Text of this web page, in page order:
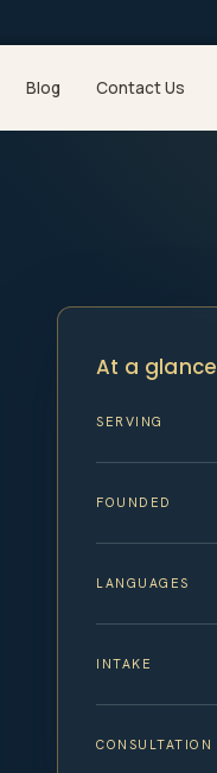
Blog Contact Us
At a glance
SERVING
FOUNDED
LANGUAGES
INTAKE
CONSULTATION